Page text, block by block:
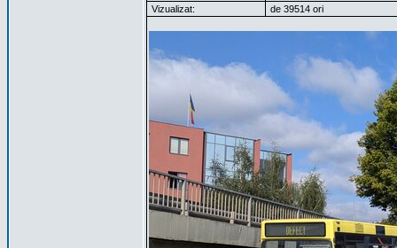
Vizualizat:
de 39514 ori